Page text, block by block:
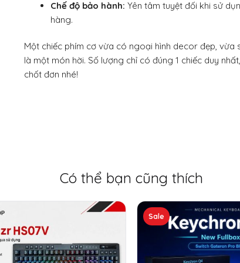
Chế độ bảo hành: Yên tâm tuyệt đối khi sử
hàng.
Một chiếc phím cơ vừa có ngoại hình decor đẹp,
là một món hời. Số lượng chỉ có đúng 1 chiếc duy
chốt đơn nhé!
Có thể bạn cũng thích
Sale
Sản
phẩm
nhiều